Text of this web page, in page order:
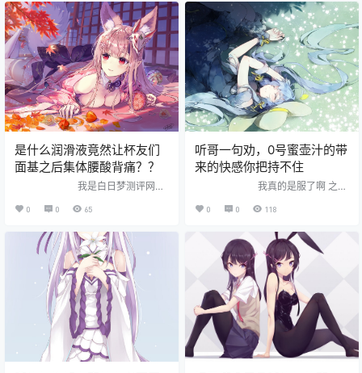
一次[抓狂R]至少对小白哥来说是这
样，可能有人会说一天一次很正
常，其至一天三四次[惊恐R]更有其
者说自己把环子捅穿了，好吧，那
说明你有一个很强大的大兄弟和与
之相匹配的强大欲望，而我则是一
个欲望普通大兄弟也普通的普通
人。相信大多数人都是跟我一样的
普通人，一周使用次数过多的话也
会遭不…
是什么润滑液竟然让杯友们
面基之后集体腰酸背痛？？
我是白日梦测评网站
杯友群的几个哥们面基 别的群线下
是车子房子女朋友 但我们不一样，
好家伙，上来就聊一些劲爆的话题
不过聊聊日本爱情动作片就算了 但
当一群大男…
0 0 65
听哥一句劝，0号蜜壶汁的带
来的快感你把持不住
我真的是服了啊 之前
一个简单的梗 没想到这一整个星期
下那群不知道从哪集体搬迁过来的
野猫刚刚结束鬼哭狼嚎 后脚上下左
右的几户小年轻…
0 0 118